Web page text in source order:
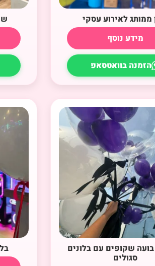
ממותג לאירוע עסקי
מידע נוסף
הזמנה בוואטסאפ
בועה שקופים עם בלונים
סגולים